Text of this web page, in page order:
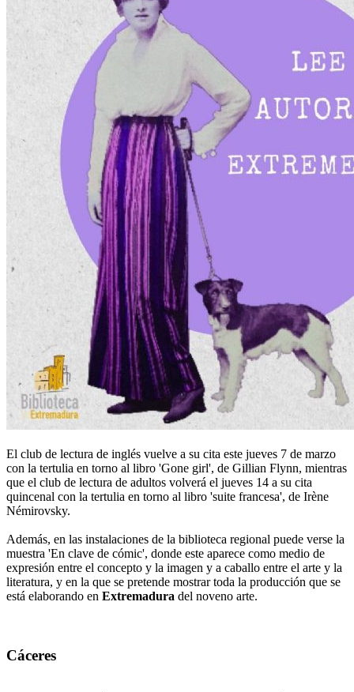
El club de lectura de inglés vuelve a su cita este jueves 7 de marzo
con la tertulia en torno al libro 'Gone girl', de Gillian Flynn, mientras
que el club de lectura de adultos volverá el jueves 14 a su cita
quincenal con la tertulia en torno al libro 'suite francesa', de Irène
Némirovsky.
Además, en las instalaciones de la biblioteca regional puede verse la
muestra 'En clave de cómic', donde este aparece como medio de
expresión entre el concepto y la imagen y a caballo entre el arte y la
literatura, y en la que se pretende mostrar toda la producción que se
está elaborando en Extremadura del noveno arte.
Cáceres